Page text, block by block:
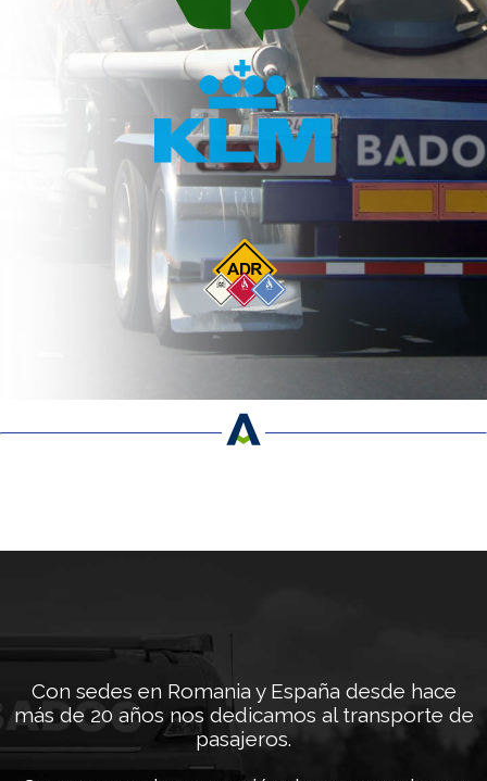
Con sedes en Romania y España desde hace
más de 20 años nos dedicamos al transporte de
pasajeros.